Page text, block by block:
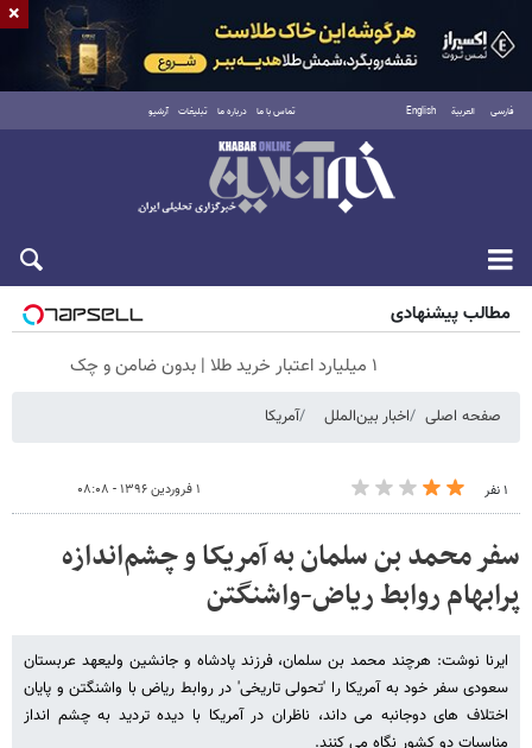
فارسی العربية English تماس با ما درباره ما تبلیغات آرشیو
پنجشنبه ۱۵ مرداد ۱۴۰۵
مطالب پیشنهادی
۱ میلیارد اعتبار خرید طلا | بدون ضامن و چک
صفحه اصلی اخبار بین‌الملل آمریکا
۱ نفر ۱ فروردین ۱۳۹۶ - ۰۸:۰۸
سفر محمد بن سلمان به آمریکا و چشم‌اندازه
پرابهام روابط ریاض-واشنگتن
ایرنا نوشت: هرچند محمد بن سلمان، فرزند پادشاه و جانشین ولیعهد عربستان
سعودی سفر خود به آمریکا را 'تحولی تاریخی' در روابط ریاض با واشنگتن و پایان
اختلاف های دوجانبه می داند، ناظران در آمریکا با دیده تردید به چشم انداز
مناسبات دو کشور نگاه می کنند.
×